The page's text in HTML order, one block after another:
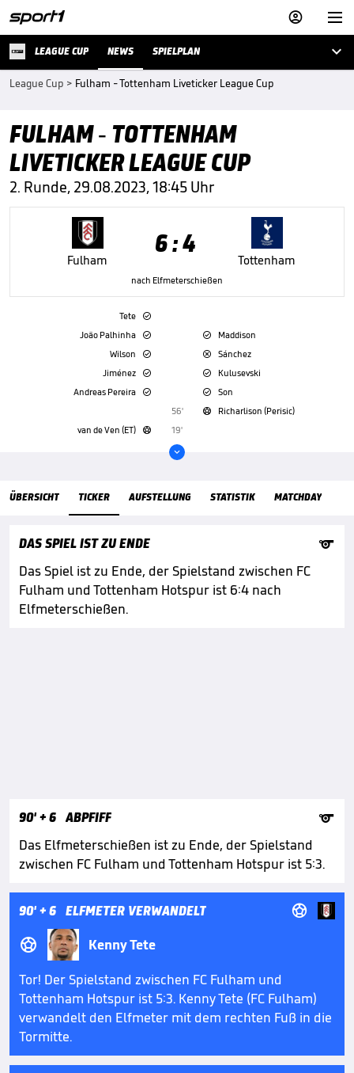


LEAGUE CUP NEWS SPIELPLAN 
League Cup > Fulham - Tottenham Liveticker League Cup
FULHAM - TOTTENHAM
LIVETICKER LEAGUE CUP
2. Runde, 29.08.2023, 18:45 Uhr
Fulham
6 : 4
Tottenham
nach Elfmeterschießen
Tete 
João Palhinha  
Maddison
Wilson
 
Sánchez
Jiménez
 
Kulusevski
Andreas Pereira
 
Son
56'

Richarlison (Perisic)
van de Ven (ET)
 19'

ÜBERSICHT TICKER AUFSTELLUNG STATISTIK MATCHDAY
ÜbersichtTicker
DAS SPIEL IST ZU ENDE

Das Spiel ist zu Ende, der Spielstand zwischen FC
Fulham und Tottenham Hotspur ist 6:4 nach
Elfmeterschießen.
90'+ 6 ABPFIFF

Das Elfmeterschießen ist zu Ende, der Spielstand
zwischen FC Fulham und Tottenham Hotspur ist 5:3.
90'+ 6 ELFMETER VERWANDELT 

Kenny Tete
Tor! Der Spielstand zwischen FC Fulham und
Tottenham Hotspur ist 5:3. Kenny Tete (FC Fulham)
verwandelt den Elfmeter mit dem rechten Fuß in die
Tormitte.